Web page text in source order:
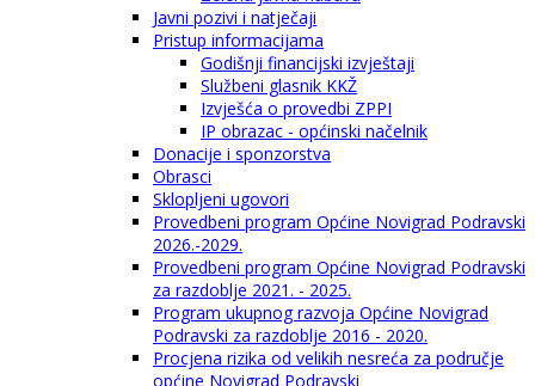
Javni pozivi i natječaji
Pristup informacijama
Godišnji financijski izvještaji
Službeni glasnik KKŽ
Izvješća o provedbi ZPPI
IP obrazac - općinski načelnik
Donacije i sponzorstva
Obrasci
Sklopljeni ugovori
Provedbeni program Općine Novigrad Podravski
2026.-2029.
Provedbeni program Općine Novigrad Podravski
za razdoblje 2021. - 2025.
Program ukupnog razvoja Općine Novigrad
Podravski za razdoblje 2016 - 2020.
Procjena rizika od velikih nesreća za područje
općine Novigrad Podravski